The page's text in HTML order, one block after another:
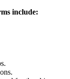
include: